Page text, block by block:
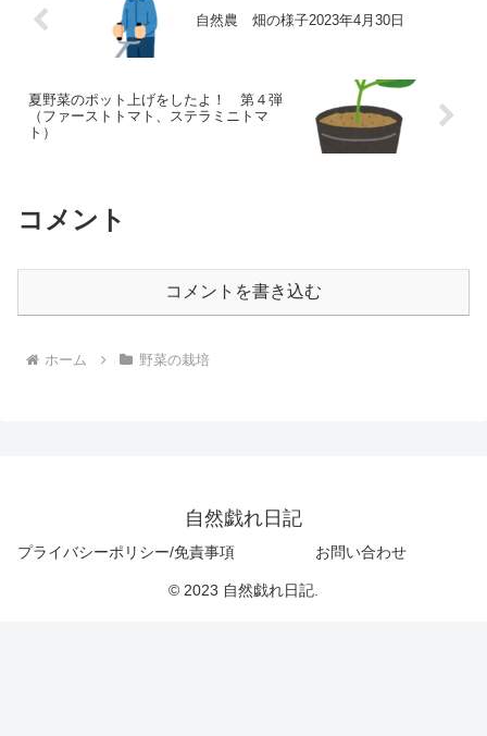
自然農 畑の様子2023年4月30日
夏野菜のポット上げをしたよ！ 第４弾
（ファーストトマト、ステラミニトマ
ト）
コメント
コメントを書き込む
ホーム 野菜の栽培
自然戯れ日記
プライバシーポリシー/免責事項 お問い合わせ
© 2023 自然戯れ日記.